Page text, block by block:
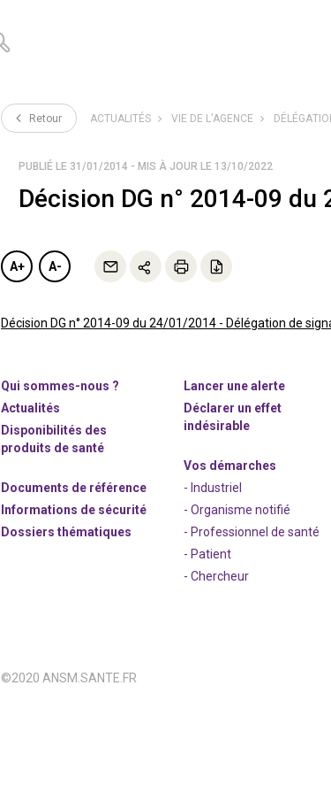
Retour ACTUALITÉS VIE DE L’AGENCE
PUBLIÉ LE 31/01/2014 - MIS À JOUR LE 13/10/2022
Décision DG n° 2014-09
A+ A-
Décision DG n° 2014-09 du 24/01/2014 - Délégation de
Qui sommes-nous ?
Actualités
Disponibilités des
produits de santé
Documents de référence
Informations de sécurité
Dossiers thématiques
Lancer une alerte
Déclarer un effet
indésirable
Vos démarches
- Industriel
- Organisme notifié
- Professionnel de santé
- Patient
- Chercheur
©2020 ANSM.SANTE.FR